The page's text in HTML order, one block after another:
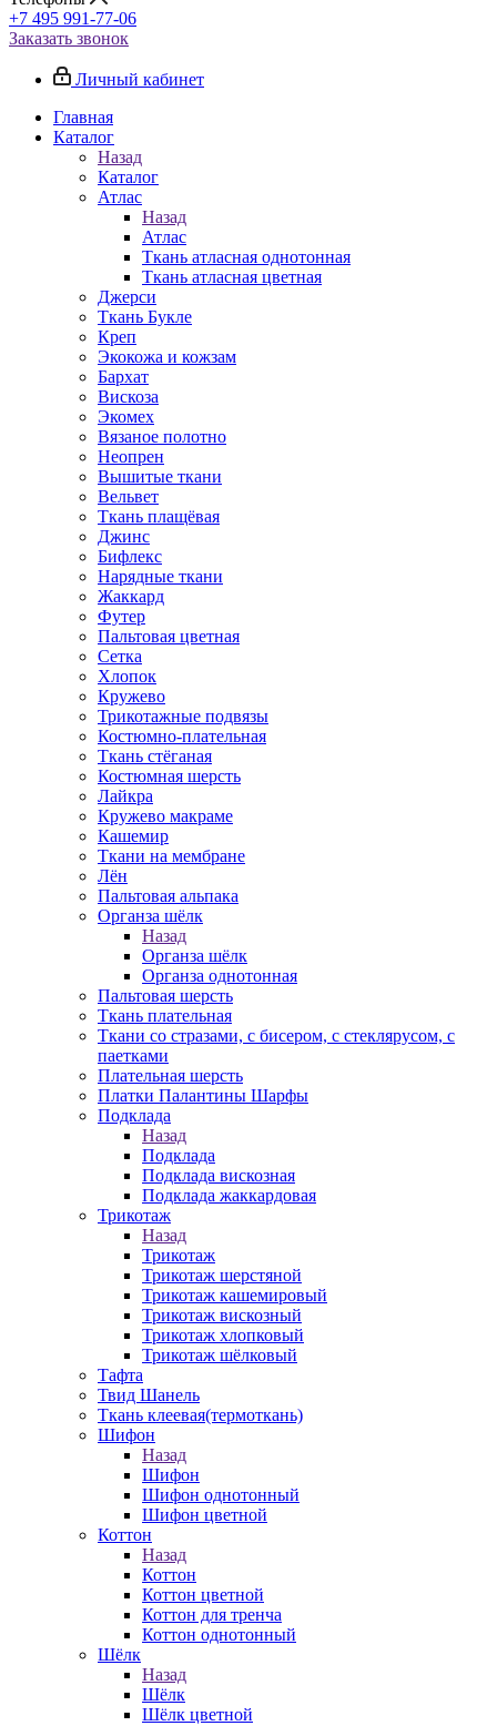
+7 495 991-77-06
Заказать звонок
Личный кабинет
Главная
Каталог
Назад
Каталог
Атлас
Назад
Атлас
Ткань атласная однотонная
Ткань атласная цветная
Джерси
Ткань Букле
Креп
Экокожа и кожзам
Бархат
Вискоза
Экомех
Вязаное полотно
Неопрен
Вышитые ткани
Вельвет
Ткань плащёвая
Джинс
Бифлекс
Нарядные ткани
Жаккард
Футер
Пальтовая цветная
Сетка
Хлопок
Кружево
Трикотажные подвязы
Костюмно-плательная
Ткань стёганая
Костюмная шерсть
Лайкра
Кружево макраме
Кашемир
Ткани на мембране
Лён
Пальтовая альпака
Органза шёлк
Назад
Органза шёлк
Органза однотонная
Пальтовая шерсть
Ткань плательная
Ткани со стразами, с бисером, с стеклярусом, с
паетками
Плательная шерсть
Платки Палантины Шарфы
Подклада
Назад
Подклада
Подклада вискозная
Подклада жаккардовая
Трикотаж
Назад
Трикотаж
Трикотаж шерстяной
Трикотаж кашемировый
Трикотаж вискозный
Трикотаж хлопковый
Трикотаж шёлковый
Тафта
Твид Шанель
Ткань клеевая(термоткань)
Шифон
Назад
Шифон
Шифон однотонный
Шифон цветной
Коттон
Назад
Коттон
Коттон цветной
Коттон для тренча
Коттон однотонный
Шёлк
Назад
Шёлк
Шёлк цветной